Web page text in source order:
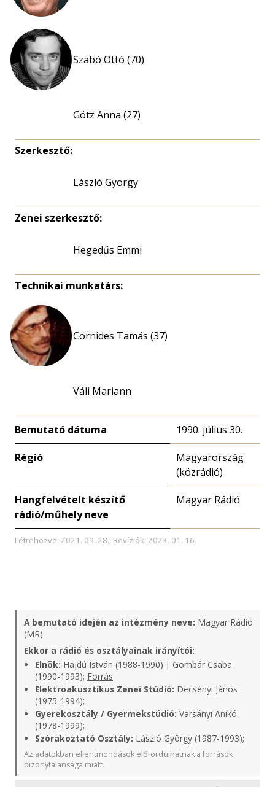
Szabó Ottó (70)
Götz Anna (27)
Szerkesztő:
László György
Zenei szerkesztő:
Hegedűs Emmi
Technikai munkatárs:
Cornides Tamás (37)
Váli Mariann
Bemutató dátuma 1990. július 30.
Régió
Magyarország
(közrádió)
Hangfelvételt készítő
rádió/műhely neve
Magyar Rádió
Létrehozva: 2021. 09. 28.; Revíziók: 2023. 01. 16.
A bemutató idején az intézmény neve: Magyar Rádió
(MR)
Ekkor a rádió és osztályainak irányítói:
Elnök: Hajdú István (1988-1990) | Gombár Csaba
(1990-1993); Forrás
Elektroakusztikus Zenei Stúdió: Decsényi János
(1975-1994);
Gyerekosztály / Gyermekstúdió: Varsányi Anikó
(1978-1999);
Szórakoztató Osztály: László György (1987-1993);
Az adatokban ellentmondások előfordulhatnak a források
bizonytalansága miatt.